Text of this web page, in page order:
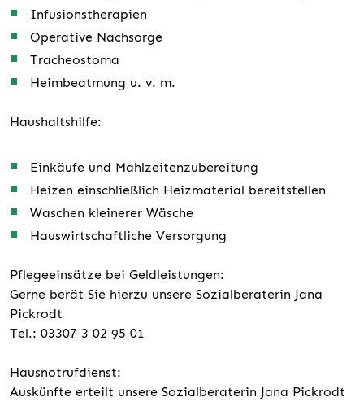
Infusionstherapien
Operative Nachsorge
Tracheostoma
Heimbeatmung u. v. m.
Haushaltshilfe:
Einkäufe und Mahlzeitenzubereitung
Heizen einschließlich Heizmaterial bereitstellen
Waschen kleinerer Wäsche
Hauswirtschaftliche Versorgung
Pflegeeinsätze bei Geldleistungen:
Gerne berät Sie hierzu unsere Sozialberaterin Jana
Pickrodt
Tel.: 03307 3 02 95 01
Hausnotrufdienst:
Auskünfte erteilt unsere Sozialberaterin Jana Pickrodt